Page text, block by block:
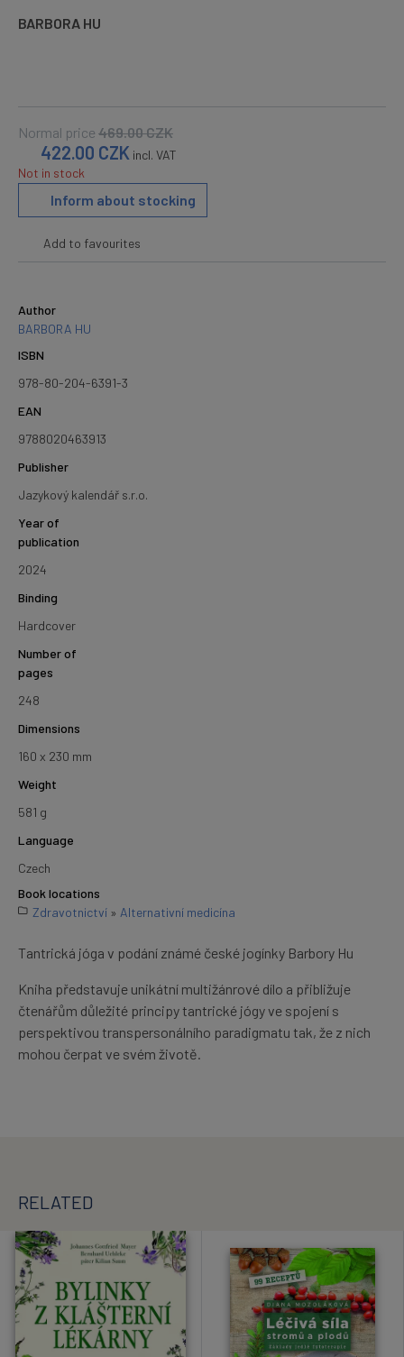
BARBORA HU
Normal price 469.00CZK
422.00 CZK incl. VAT
Not in stock
Inform about stocking
Add to favourites
Author
BARBORA HU
ISBN
978-80-204-6391-3
EAN
9788020463913
Publisher
Jazykový kalendář s.r.o.
Year of
publication
2024
Binding
Hardcover
Number of
pages
248
Dimensions
160 x 230 mm
Weight
581 g
Language
Czech
Book locations
Zdravotnictví » Alternativní medicína
Tantrická jóga v podání známé české jogínky Barbory Hu
Kniha představuje unikátní multižánrové dílo a přibližuje
čtenářům důležité principy tantrické jógy ve spojení s
perspektivou transpersonálního paradigmatu tak, že z nich
mohou čerpat ve svém životě.
RELATED